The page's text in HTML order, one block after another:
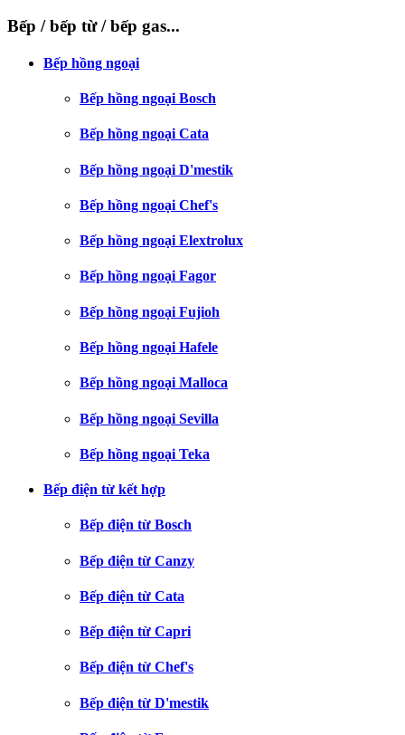
Bếp / bếp từ / bếp gas...
Bếp hồng ngoại
Bếp hồng ngoại Bosch
Bếp hồng ngoại Cata
Bếp hồng ngoại D'mestik
Bếp hồng ngoại Chef's
Bếp hồng ngoại Elextrolux
Bếp hồng ngoại Fagor
Bếp hồng ngoại Fujioh
Bếp hồng ngoại Hafele
Bếp hồng ngoại Malloca
Bếp hồng ngoại Sevilla
Bếp hồng ngoại Teka
Bếp điện từ kết hợp
Bếp điện từ Bosch
Bếp điện từ Canzy
Bếp điện từ Cata
Bếp điện từ Capri
Bếp điện từ Chef's
Bếp điện từ D'mestik